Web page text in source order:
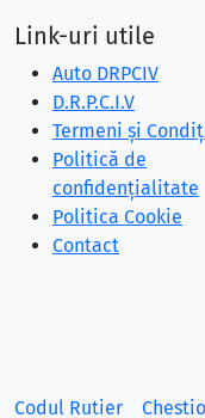
Link-uri utile
Auto DRPCIV
D.R.P.C.I.V
Termeni și
Politică de
confidențialitate
Politica Cookie
Contact
Codul Rutier